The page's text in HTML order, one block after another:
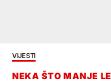
VIJESTI